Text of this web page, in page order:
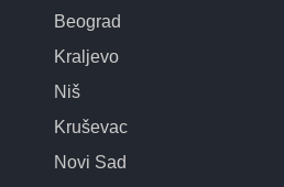
Beograd
Kraljevo
Niš
Kruševac
Novi Sad